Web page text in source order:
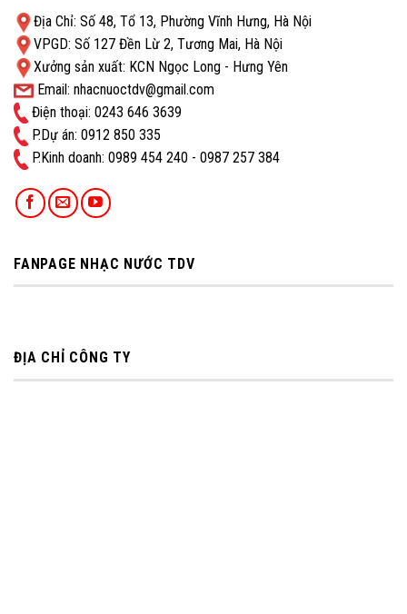
Địa Chỉ: Số 48, Tổ 13, Phường Vĩnh Hưng, Hà Nội
VPGD: Số 127 Đền Lừ 2, Tương Mai, Hà Nội
Xưởng sản xuất: KCN Ngọc Long - Hưng Yên
Email: nhacnuoctdv@gmail.com
Điện thoại: 0243 646 3639
P.Dự án: 0912 850 335
P.Kinh doanh: ‭0989 454 240 - 0987 257 384
FANPAGE NHẠC NƯỚC TDV
ĐỊA CHỈ CÔNG TY